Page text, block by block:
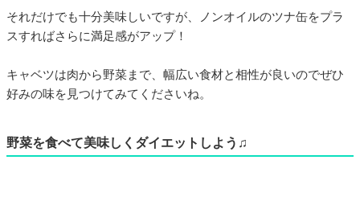
それだけでも十分美味しいですが、ノンオイルのツナ缶をプラ
スすればさらに満足感がアップ！
キャベツは肉から野菜まで、幅広い食材と相性が良いのでぜひ
好みの味を見つけてみてくださいね。
野菜を食べて美味しくダイエットしよう♫